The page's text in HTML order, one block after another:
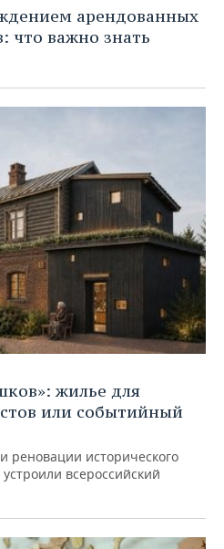
арендованных
что важно знать
жилье для
или событийный
реновации исторического
всероссийский